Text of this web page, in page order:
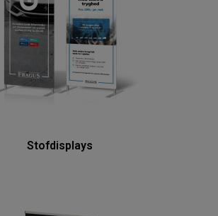
Stofdisplays